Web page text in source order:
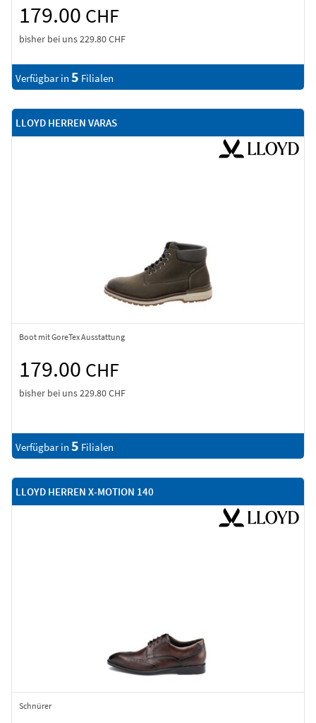
179.00 CHF
bisher bei uns229.80 CHF
Verfügbar in 5 Filialen
LLOYD HERREN VARAS
Boot mit GoreTex Ausstattung
179.00 CHF
bisher bei uns229.80 CHF
Verfügbar in 5 Filialen
LLOYD HERREN X-MOTION 140
Schnürer